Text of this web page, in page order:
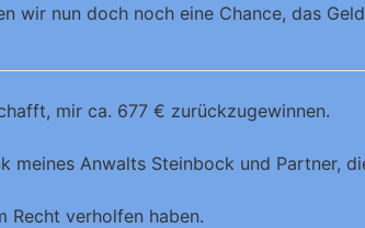
wir nun doch noch eine Chance, das
mir ca. 677 € zurückzugewinnen.
Anwalts Steinbock und Partner,
Recht verholfen haben.